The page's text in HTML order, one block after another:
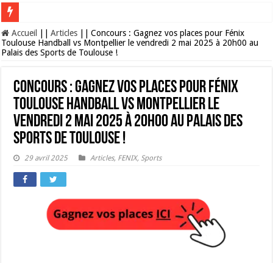
Les Nocturnes de la Cité de l’espace 2026 : l’événement incontournable de
Accueil Articles
Concours : Gagnez vos places pour Fénix
Toulouse Handball vs Montpellier le vendredi 2 mai 2025 à 20h00 au
Palais des Sports de Toulouse !
Concours : Gagnez vos places pour Fénix
Toulouse Handball vs Montpellier le
vendredi 2 mai 2025 à 20h00 au Palais des
Sports de Toulouse !
29 avril 2025 Articles, FENIX, Sports